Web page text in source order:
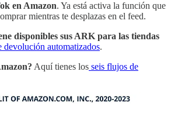
en Amazon. Ya está activa la función que
mientras te desplazas en el feed.
disponibles sus ARK para las tiendas
devolución automatizados.
Aquí tienes los seis flujos de